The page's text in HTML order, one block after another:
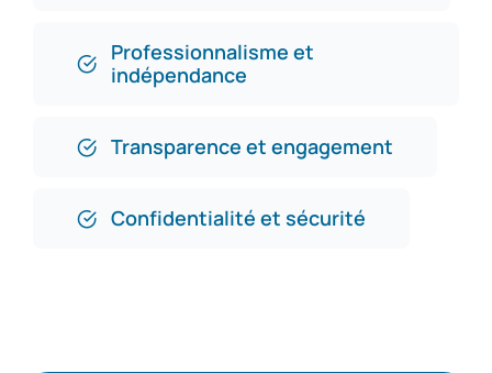
Professionnalisme et
indépendance
Transparence et engagement
Confidentialité et sécurité